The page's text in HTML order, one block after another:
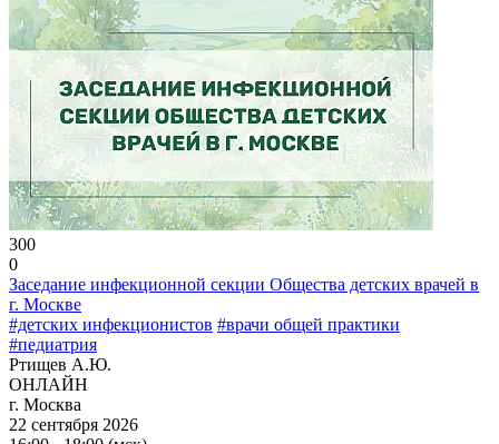
300
0
Заседание инфекционной секции Общества детских врачей в
г. Москве
#детских инфекционистов #врачи общей практики
#педиатрия
Ртищев А.Ю.
ОНЛАЙН
г. Москва
22 сентября 2026